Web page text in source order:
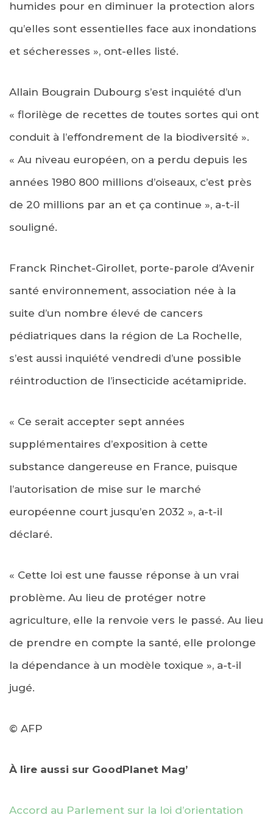
humides pour en diminuer la protection alors
qu’elles sont essentielles face aux inondations
et sécheresses », ont-elles listé.
Allain Bougrain Dubourg s’est inquiété d’un
« florilège de recettes de toutes sortes qui ont
conduit à l’effondrement de la biodiversité ».
« Au niveau européen, on a perdu depuis les
années 1980 800 millions d’oiseaux, c’est près
de 20 millions par an et ça continue », a-t-il
souligné.
Franck Rinchet-Girollet, porte-parole d’Avenir
santé environnement, association née à la
suite d’un nombre élevé de cancers
pédiatriques dans la région de La Rochelle,
s’est aussi inquiété vendredi d’une possible
réintroduction de l’insecticide acétamipride.
« Ce serait accepter sept années
supplémentaires d’exposition à cette
substance dangereuse en France, puisque
l’autorisation de mise sur le marché
européenne court jusqu’en 2032 », a-t-il
déclaré.
« Cette loi est une fausse réponse à un vrai
problème. Au lieu de protéger notre
agriculture, elle la renvoie vers le passé. Au lieu
de prendre en compte la santé, elle prolonge
la dépendance à un modèle toxique », a-t-il
jugé.
© AFP
À lire aussi sur GoodPlanet Mag’
Accord au Parlement sur la loi d’orientation